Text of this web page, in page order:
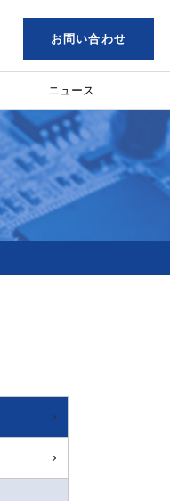
お問い合わせ
ニュース